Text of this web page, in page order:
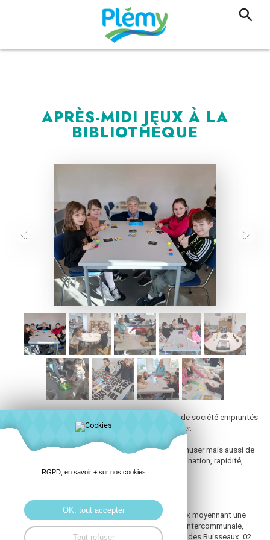
APRÈS-MIDI JEUX À LA
BIBLIOTHÈQUE
Mardi 11 février était organisé un après-midi jeux de société empruntés
pour certains à la ludothèque de Lamballe Terre Mer.
Cette activité ludique a permis aux enfants de s’amuser mais aussi de
faire travailler leur petite méninge : réflexion, coordination, rapidité,
logique etc, étaient au rendez-vous.
Rappel : la ludothèque permet d’emprunter des jeux moyennant une
adhésion à l’année Renseignements : Ludothèque intercommunale,
antenne de Quessoy Espace des Ruisseaux, 12 rue des Ruisseaux 02
RGPD, en savoir + sur nos cookies
OK, tout accepter
Tout refuser